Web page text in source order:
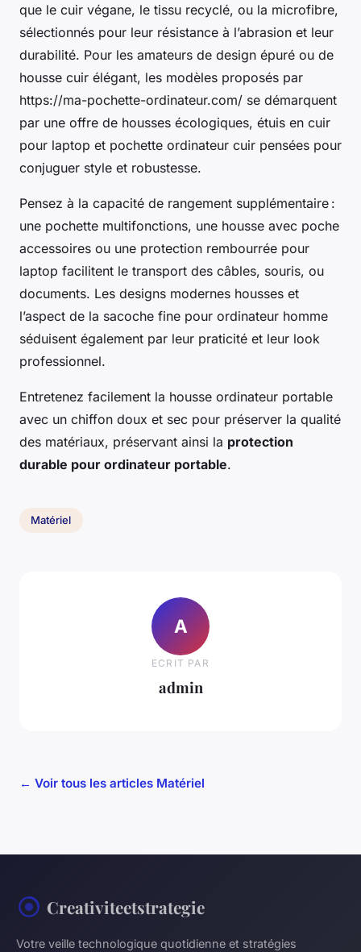
que le cuir végane, le tissu recyclé, ou la microfibre,
sélectionnés pour leur résistance à l’abrasion et leur
durabilité. Pour les amateurs de design épuré ou de
housse cuir élégant, les modèles proposés par
https://ma-pochette-ordinateur.com/ se démarquent
par une offre de housses écologiques, étuis en cuir
pour laptop et pochette ordinateur cuir pensées pour
conjuguer style et robustesse.
Pensez à la capacité de rangement supplémentaire :
une pochette multifonctions, une housse avec poche
accessoires ou une protection rembourrée pour
laptop facilitent le transport des câbles, souris, ou
documents. Les designs modernes housses et
l’aspect de la sacoche fine pour ordinateur homme
séduisent également par leur praticité et leur look
professionnel.
Entretenez facilement la housse ordinateur portable
avec un chiffon doux et sec pour préserver la qualité
des matériaux, préservant ainsi la protection
durable pour ordinateur portable.
Matériel
A
ECRIT PAR
admin
← Voir tous les articles Matériel
Creativiteetstrategie
Votre veille technologique quotidienne et stratégies